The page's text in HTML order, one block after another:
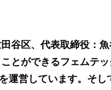
谷区、代表取締役：
とができるフェムテ
運営しています。そし